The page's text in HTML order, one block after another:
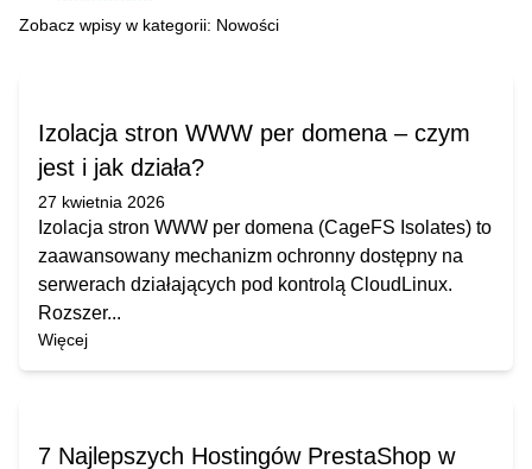
Zobacz wpisy w kategorii: Nowości
Izolacja stron WWW per domena – czym
jest i jak działa?
27 kwietnia 2026
Izolacja stron WWW per domena (CageFS Isolates) to
zaawansowany mechanizm ochronny dostępny na
serwerach działających pod kontrolą CloudLinux.
Rozszer...
Więcej
7 Najlepszych Hostingów PrestaShop w